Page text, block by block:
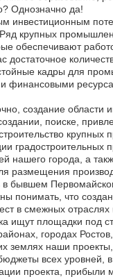
Однозначно да!
инвестиционным
Ряд крупных
обеспечивают
достаточное
кадры для
создание области
поиске,
крупных
нашего города, а
размещения
в бывшем
понимать, что
в смежных
ищут площадки под
городах
землях наши
всех
проекта,